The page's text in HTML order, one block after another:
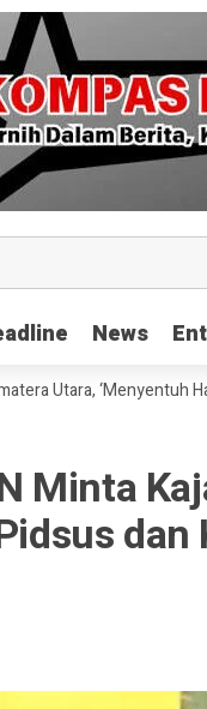
News
News
‘Menyentuh Hati Lewat
Minta